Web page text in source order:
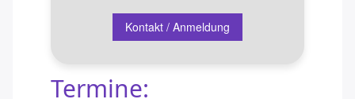
Kindernotfallkurs / Erste Hilfe am Kind
Kontakt / Anmeldung
Termine: